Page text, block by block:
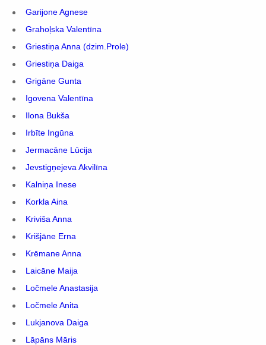
Garijone Agnese
Grahoļska Valentīna
Griestiņa Anna (dzim.Prole)
Griestiņa Daiga
Grigāne Gunta
Igovena Valentīna
Ilona Bukša
Irbīte Ingūna
Jermacāne Lūcija
Jevstigņejeva Akvilīna
Kalniņa Inese
Korkla Aina
Kriviša Anna
Krišjāne Erna
Krēmane Anna
Laicāne Maija
Ločmele Anastasija
Ločmele Anita
Lukjanova Daiga
Lāpāns Māris